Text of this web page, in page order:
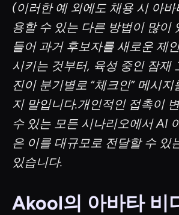
(이러한 예 외에도 채용 시 아
용할 수 있는 다른 방법이 많이
들어 과거 후보자를 새로운 제
시키는 것부터, 육성 중인 잠재
진이 분기별로 “체크인” 메시
지 말입니다.개인적인 접촉이
수 있는 모든 시나리오에서 AI
은 이를 대규모로 전달할 수 있
있습니다.
Akool의 아바타 비